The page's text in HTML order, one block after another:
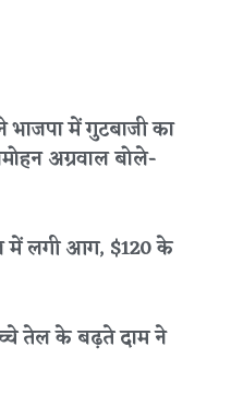
में गुटबाजी का
अग्रवाल बोले-
में लगी आग, $120 के
तेल के बढ़ते दाम ने